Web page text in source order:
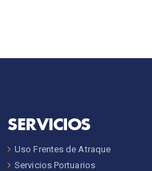
SERVICIOS
Uso Frentes de Atraque
Servicios Portuarios